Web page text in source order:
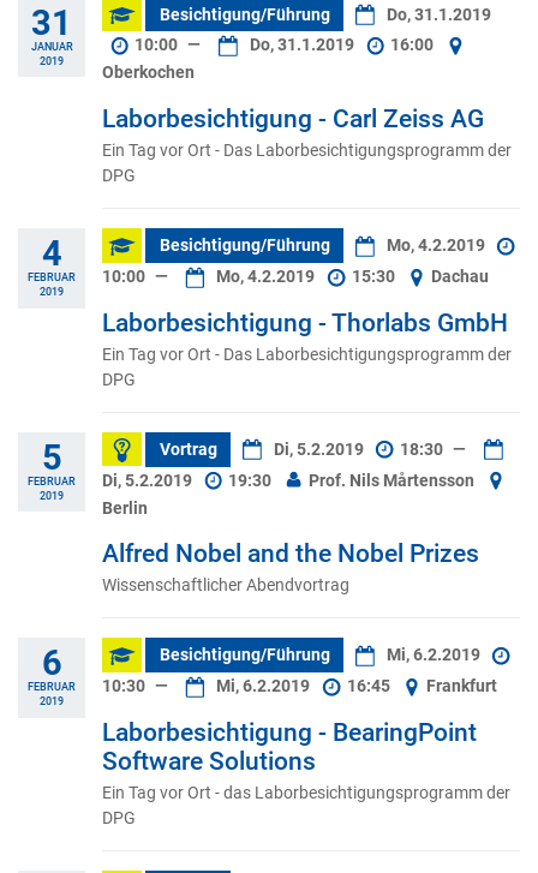
31
JANUAR
2019
Besichtigung/Führung
Do, 31.1.2019
10:00 — Do, 31.1.2019
16:00
Oberkochen
Laborbesichtigung - Carl Zeiss AG
Ein Tag vor Ort - Das Laborbesichtigungsprogramm der
DPG
4
FEBRUAR
2019
Besichtigung/Führung
Mo, 4.2.2019
10:00 — Mo, 4.2.2019 15:30 Dachau
Laborbesichtigung - Thorlabs GmbH
Ein Tag vor Ort - Das Laborbesichtigungsprogramm der
DPG
5
FEBRUAR
2019
Vortrag Di, 5.2.2019 18:30 —
Di, 5.2.2019
19:30
Prof. Nils Mårtensson
Berlin
Alfred Nobel and the Nobel Prizes
Wissenschaftlicher Abendvortrag
6
FEBRUAR
2019
Besichtigung/Führung
Mi, 6.2.2019
10:30 — Mi, 6.2.2019 16:45 Frankfurt
Laborbesichtigung - BearingPoint
Software Solutions
Ein Tag vor Ort - das Laborbesichtigungsprogramm der
DPG